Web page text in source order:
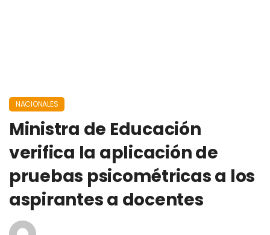
NACIONALES
Ministra de Educación
verifica la aplicación de
pruebas psicométricas a los
aspirantes a docentes